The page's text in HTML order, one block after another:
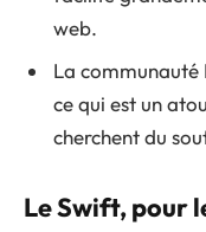
web.
La communauté
ce qui est un
cherchent du
Le Swift, pour